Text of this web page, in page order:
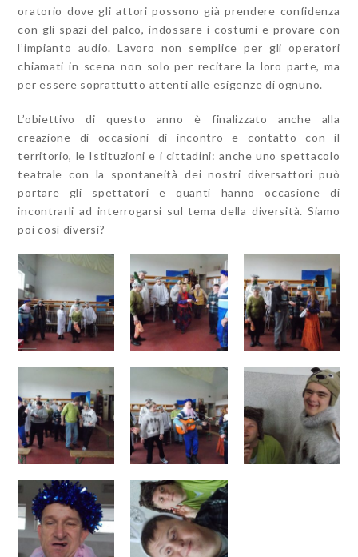
oratorio dove gli attori possono già prendere confidenza
con gli spazi del palco, indossare i costumi e provare con
l’impianto audio. Lavoro non semplice per gli operatori
chiamati in scena non solo per recitare la loro parte, ma
per essere soprattutto attenti alle esigenze di ognuno.
L’obiettivo di questo anno è finalizzato anche alla
creazione di occasioni di incontro e contatto con il
territorio, le Istituzioni e i cittadini: anche uno spettacolo
teatrale con la spontaneità dei nostri diversattori può
portare gli spettatori e quanti hanno occasione di
incontrarli ad interrogarsi sul tema della diversità. Siamo
poi così diversi?